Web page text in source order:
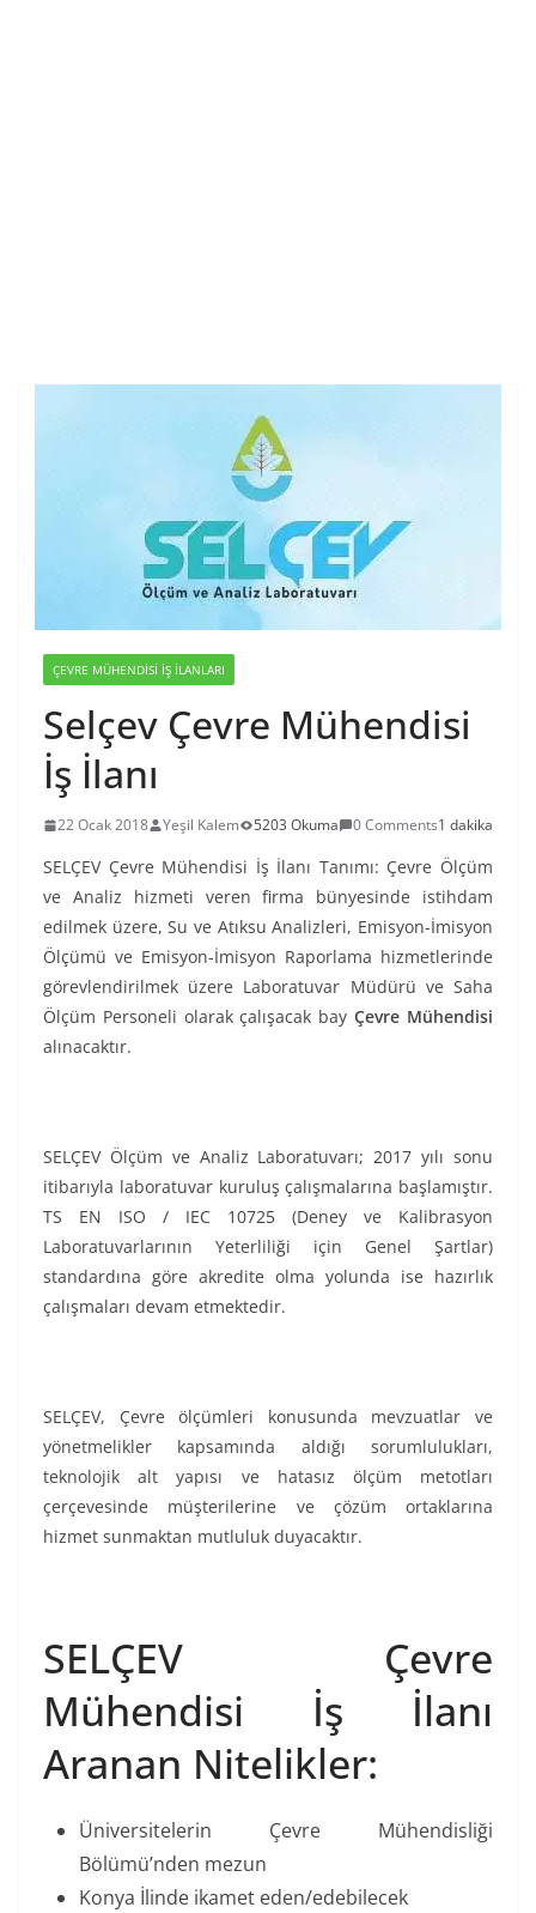
ÇEVRE MÜHENDISI İŞ İLANLARI
Selçev Çevre Mühendisi
İş İlanı
22 Ocak 2018 Yeşil Kalem 5203 Okuma 0 Comments1 dakika
SELÇEV Çevre Mühendisi İş İlanı Tanımı: Çevre Ölçüm
ve Analiz hizmeti veren firma bünyesinde istihdam
edilmek üzere, Su ve Atıksu Analizleri, Emisyon-İmisyon
Ölçümü ve Emisyon-İmisyon Raporlama hizmetlerinde
görevlendirilmek üzere Laboratuvar Müdürü ve Saha
Ölçüm Personeli olarak çalışacak bayÇevre Mühendisi
alınacaktır.
SELÇEV Ölçüm ve Analiz Laboratuvarı; 2017 yılı sonu
itibarıyla laboratuvar kuruluş çalışmalarına başlamıştır.
TS EN ISO / IEC 10725 (Deney ve Kalibrasyon
Laboratuvarlarının Yeterliliği için Genel Şartlar)
standardına göre akredite olma yolunda ise hazırlık
çalışmaları devam etmektedir.
SELÇEV, Çevre ölçümleri konusunda mevzuatlar ve
yönetmelikler kapsamında aldığı sorumlulukları,
teknolojik alt yapısı ve hatasız ölçüm metotları
çerçevesinde müşterilerine ve çözüm ortaklarına
hizmet sunmaktan mutluluk duyacaktır.
SELÇEV Çevre
Mühendisi İş İlanı
Aranan Nitelikler:
Üniversitelerin Çevre Mühendisliği
Bölümü’nden mezun
Konya İlinde ikamet eden/edebilecek